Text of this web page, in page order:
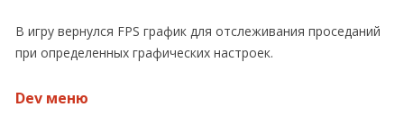
В игру вернулся FPS график для отслеживания проседаний
при определенных графических настроек.
Dev меню